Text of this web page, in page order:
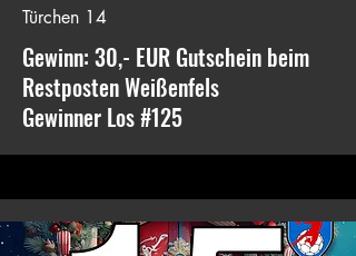
Türchen 14
Gewinn: 30,- EUR Gutschein beim
Restposten Weißenfels
Gewinner Los #125